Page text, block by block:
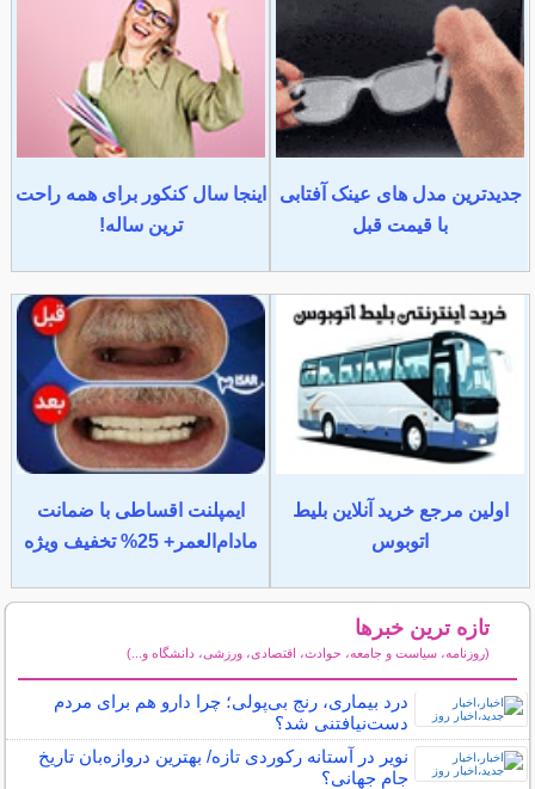
جدیدترین مدل های عینک آفتابی
با قیمت قبل
اینجا سال کنکور برای همه راحت
ترین ساله!
اولین مرجع خرید آنلاین بلیط
اتوبوس
ایمپلنت اقساطی با ضمانت
مادام‌العمر+ 25% تخفیف ویژه
تازه ترین خبرها
(روزنامه، سیاست و جامعه، حوادث، اقتصادی، ورزشی، دانشگاه و...)
درد بیماری، رنج بی‌پولی؛ چرا دارو هم برای مردم
دست‌نیافتنی شد؟
نویر در آستانه رکوردی تازه/ بهترین دروازه‌بان تاریخ
جام جهانی؟